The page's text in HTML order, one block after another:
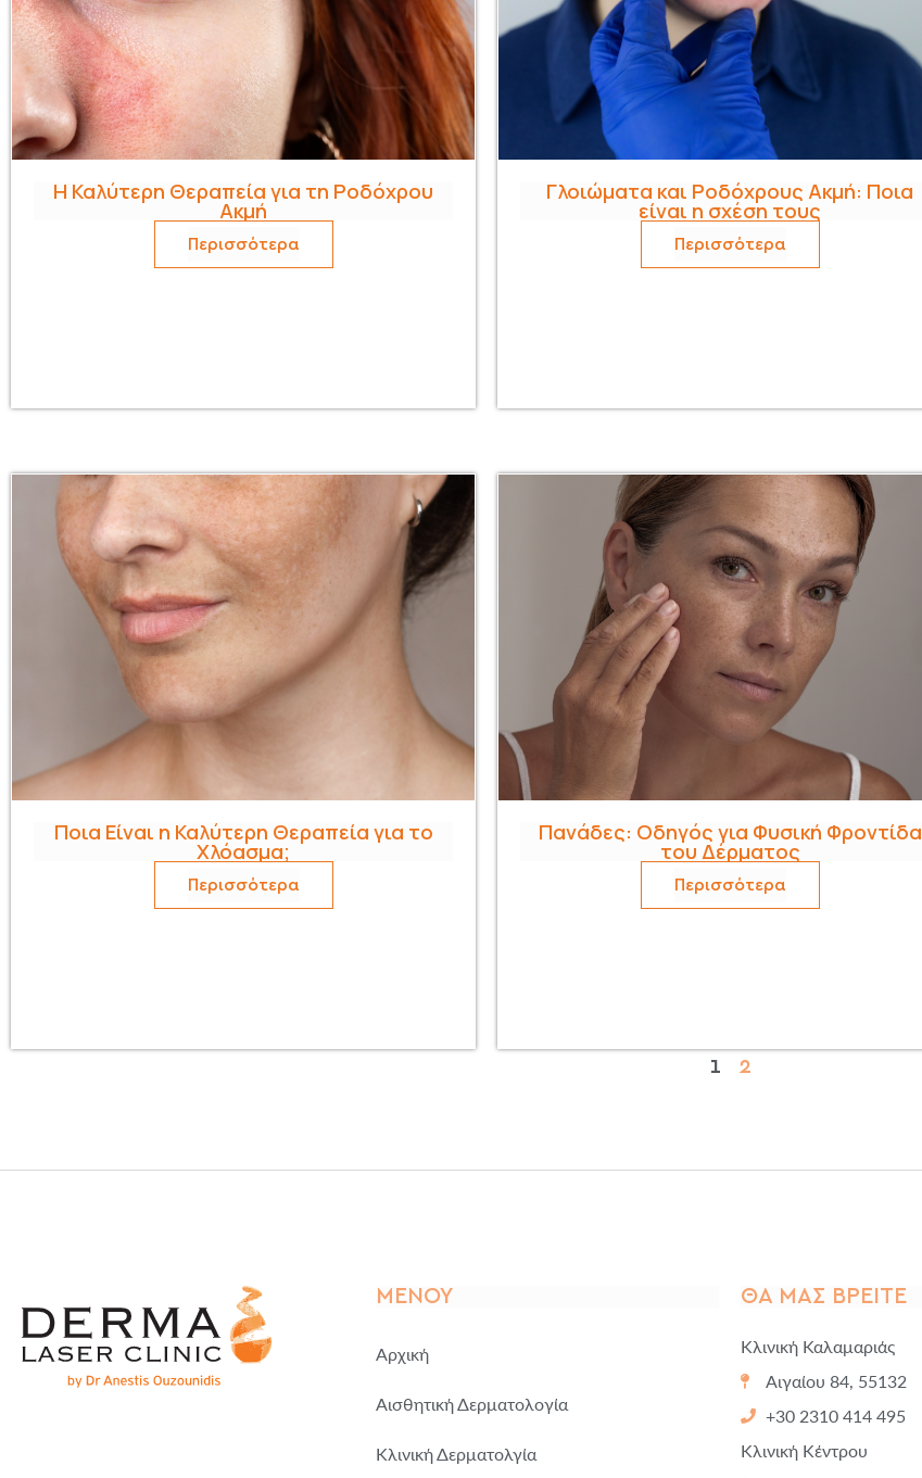
H Καλύτερη Θεραπεία για τη Ροδόχρου
Ακμή
Περισσότερα
Γλοιώματα και Ροδόχρους Ακμή: Ποια
είναι η σχέση τους
Περισσότερα
Ποια Είναι η Καλύτερη Θεραπεία για το
Χλόασμα;
Περισσότερα
Πανάδες: Οδηγός για Φυσική Φροντίδα
του Δέρματος
Περισσότερα
1 2
ΜΕΝΟΎ
Αρχική
Αισθητική Δερματολογία
Κλινική Δερματολγία
ΘΑ ΜΑΣ ΒΡΕΊΤΕ
Κλινική Καλαμαριάς
Αιγαίου 84, 55132
+30 2310 414 495
Κλινική Κέντρου